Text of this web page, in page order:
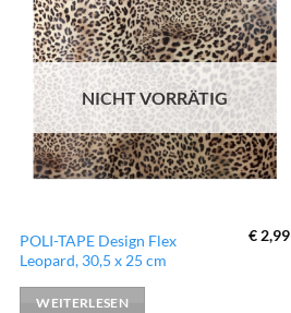
zur
Wunschliste
hinzufügen
NICHT VORRÄTIG
POLI-TAPE Design Flex
Leopard, 30,5 x 25 cm
€2,99
WEITERLESEN